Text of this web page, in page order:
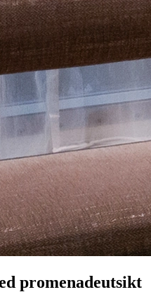
promenadeutsikt